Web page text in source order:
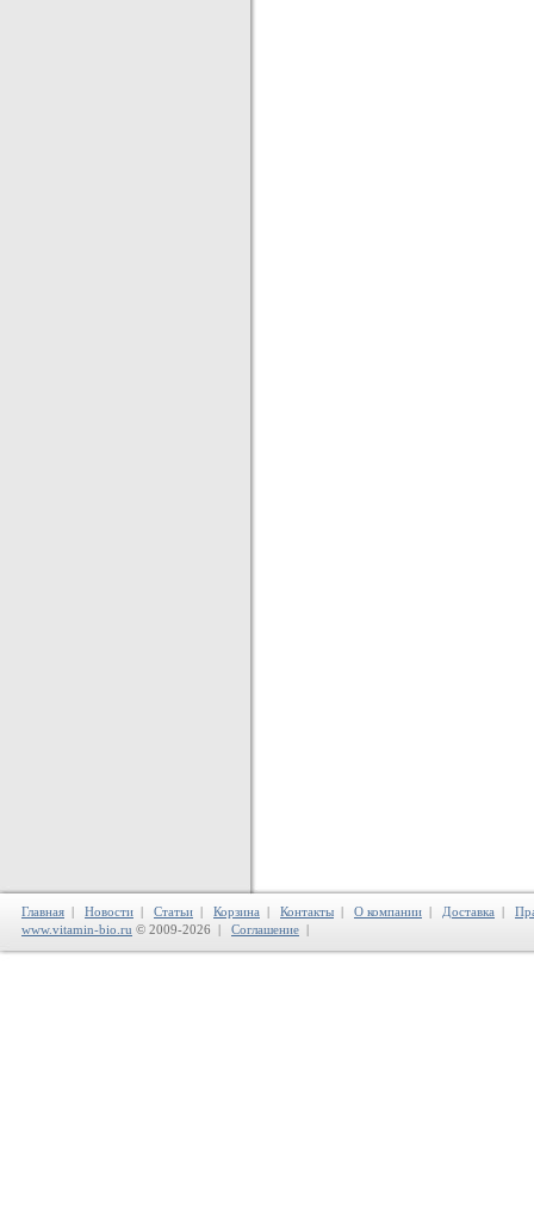
Главная | Новости | Статьи | Корзина | Контакты | О компании | Доставка |
www.vitamin-bio.ru © 2009-2026 | Соглашение |